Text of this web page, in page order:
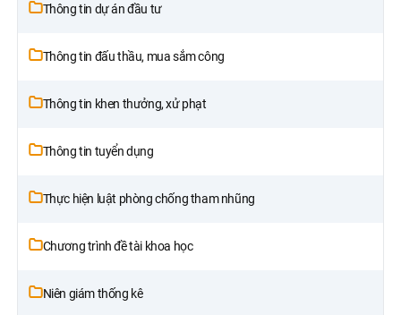
Thông tin dự án đầu tư
Thông tin đấu thầu, mua sắm công
Thông tin khen thưởng, xử phạt
Thông tin tuyển dụng
Thực hiện luật phòng chống tham nhũng
Chương trình đề tài khoa học
Niên giám thống kê